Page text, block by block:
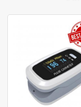
A6 sở hữu nhiều
Tích hợp
xung nhịp để
máu và nhịp
xảy ra đối với
máu.
Sử dụng cho